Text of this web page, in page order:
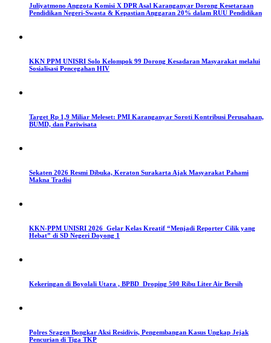
Juliyatmono Anggota Komisi X DPR Asal Karanganyar Dorong Kesetaraan
Pendidikan Negeri-Swasta & Kepastian Anggaran 20% dalam RUU Pendidikan
KKN PPM UNISRI Solo Kelompok 99 Dorong Kesadaran Masyarakat melalui
Sosialisasi Pencegahan HIV
Target Rp 1,9 Miliar Meleset: PMI Karanganyar Soroti Kontribusi Perusahaan,
BUMD, dan Pariwisata
Sekaten 2026 Resmi Dibuka, Keraton Surakarta Ajak Masyarakat Pahami
Makna Tradisi
KKN-PPM UNISRI 2026 Gelar Kelas Kreatif “Menjadi Reporter Cilik yang
Hebat” di SD Negeri Doyong 1
Kekeringan di Boyolali Utara , BPBD Droping 500 Ribu Liter Air Bersih
Polres Sragen Bongkar Aksi Residivis, Pengembangan Kasus Ungkap Jejak
Pencurian di Tiga TKP